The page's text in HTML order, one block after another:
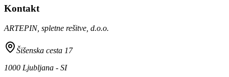
Kontakt
ARTEPIN, spletne rešitve, d.o.o.
Šišenska cesta 17
1000 Ljubljana - SI